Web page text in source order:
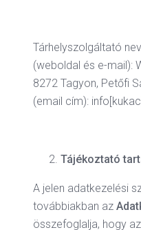
Tárhelyszolgáltató
(weboldal és e-mail):
8272 Tagyon, Petőfi
(email cím):
Tájékoztató
A jelen adatkezelési
továbbiakban az
összefoglalja, hogy